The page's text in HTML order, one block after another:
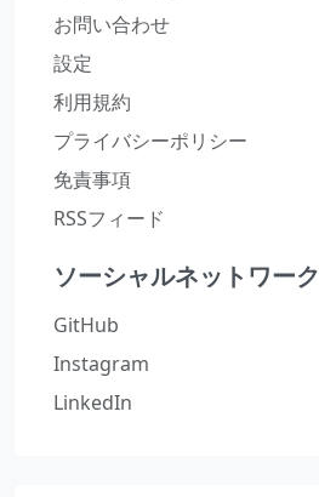
お問い合わせ
設定
利用規約
プライバシーポリシー
免責事項
RSSフィード
ソーシャルネットワーク
GitHub
Instagram
LinkedIn